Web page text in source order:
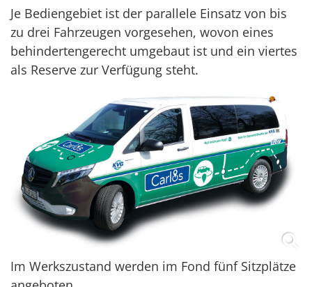
Je Bediengebiet ist der parallele Einsatz von bis
zu drei Fahrzeugen vorgesehen, wovon eines
behindertengerecht umgebaut ist und ein viertes
als Reserve zur Verfügung steht.
Im Werkszustand werden im Fond fünf Sitzplätze